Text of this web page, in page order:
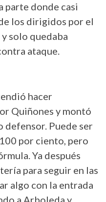
parte donde casi
los dirigidos por el
solo quedaba
ataque.
hacer
Quiñones y montó
Puede ser
por ciento, pero
Ya después
para seguir en las
algo con la entrada
a Arboleda y